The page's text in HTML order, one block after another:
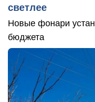
светлее
Новые фонари
бюджета